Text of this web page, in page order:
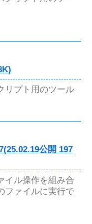
リプト用のツール
公開 197
イル操作を組み合
ファイルに実行で